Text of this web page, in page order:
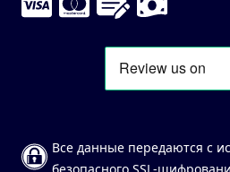
Все данные передаются с